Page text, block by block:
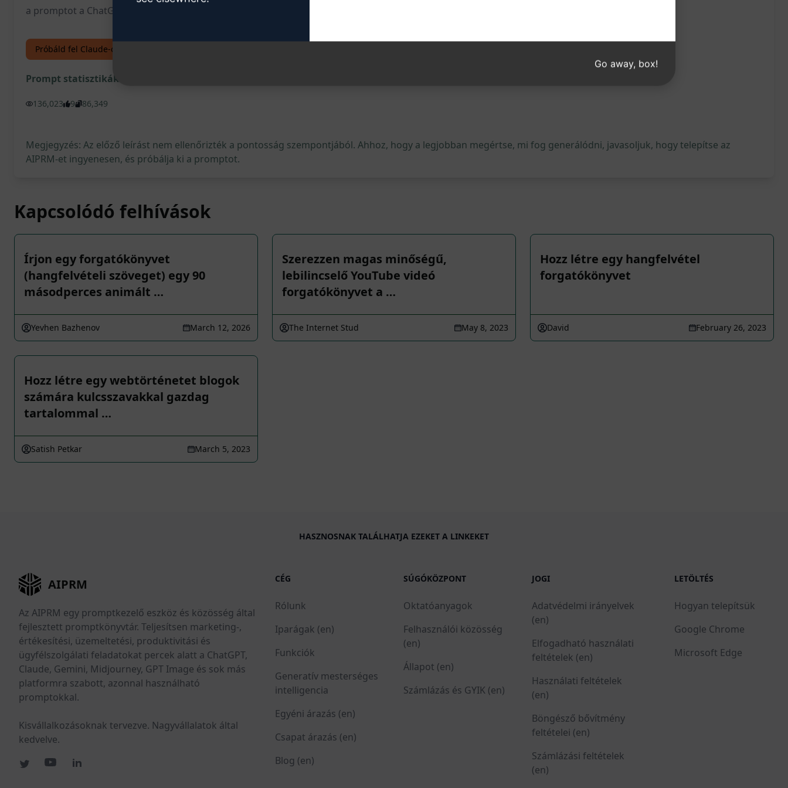
a promptot a ChatGPT-n" gombra, és merüljön el az egyedi történetek varázslatos világában!
Próbáld fel Claude-ot
Prompt statisztikák
136,023 9 86,349
Megjegyzés: Az előző leírást nem ellenőrizték a pontosság szempontjából. Ahhoz, hogy a legjobban megértse, mi fog generálódni, javasoljuk, hogy telepítse az
AIPRM-et ingyenesen, és próbálja ki a promptot.
Kapcsolódó felhívások
Írjon egy forgatókönyvet
(hangfelvételi szöveget) egy 90
másodperces animált …
Yevhen Bazhenov March 12, 2026
Szerezzen magas minőségű,
lebilincselő YouTube videó
forgatókönyvet a …
The Internet Stud May 8, 2023
Hozz létre egy hangfelvétel
forgatókönyvet
David February 26, 2023
Hozz létre egy webtörténetet blogok
számára kulcsszavakkal gazdag
tartalommal …
Satish Petkar March 5, 2023
HASZNOSNAK TALÁLHATJA EZEKET A LINKEKET
AIPRM
Az AIPRM egy promptkezelő eszköz és közösség által
fejlesztett promptkönyvtár. Teljesítsen marketing-,
értékesítési, üzemeltetési, produktivitási és
ügyfélszolgálati feladatokat percek alatt a ChatGPT,
Claude, Gemini, Midjourney, GPT Image és sok más
platformra szabott, azonnal használható
promptokkal.
Kisvállalkozásoknak tervezve. Nagyvállalatok által
kedvelve.
CÉG
Rólunk
Iparágak (en)
Funkciók
Generatív mesterséges
intelligencia
Egyéni árazás (en)
Csapat árazás (en)
Blog (en)
SÚGÓKÖZPONT
Oktatóanyagok
Felhasználói közösség
(en)
Állapot (en)
Számlázás és GYIK (en)
JOGI
Adatvédelmi irányelvek
(en)
Elfogadható használati
feltételek (en)
Használati feltételek
(en)
Böngésző bővítmény
feltételei (en)
Számlázási feltételek
(en)
LETÖLTÉS
Hogyan telepítsük
Google Chrome
Microsoft Edge
Go away, box!